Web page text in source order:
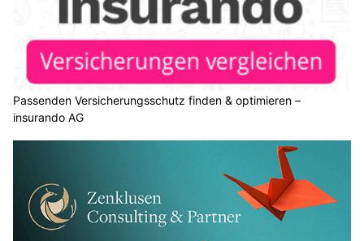
Passenden Versicherungsschutz finden & optimieren –
insurando AG